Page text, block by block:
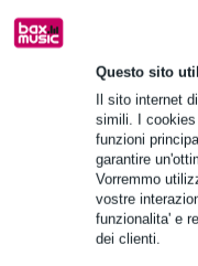
Questo sito
Il sito internet
simili. I
funzioni
garantire
Vorremmo
vostre
funzionalita' e
dei clienti.
mixer
x6 mono microphone/
Specifiche complete
Vedi anche (4)